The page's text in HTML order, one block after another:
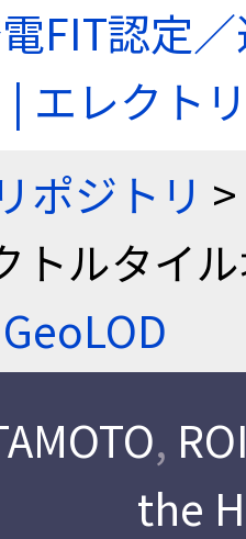
FIT認定
エレクト
ポジトリ >
トルタイ
GeoLOD
,
the